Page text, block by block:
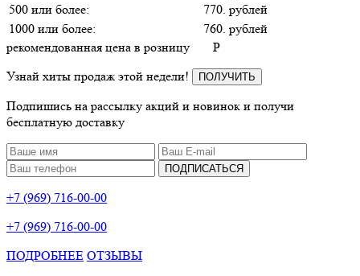
500 или более:
770. рублей
1000 или более:
760. рублей
рекомендованная цена в розницу
P
Узнай хиты продаж этой недели!
ПОЛУЧИТЬ
Подпишись на рассылку акций и новинок и получи
бесплатную доставку
ПОДПИСАТЬСЯ
+7 (969) 716-00-00
+7 (969) 716-00-00
ПОДРОБНЕЕ ОТЗЫВЫ